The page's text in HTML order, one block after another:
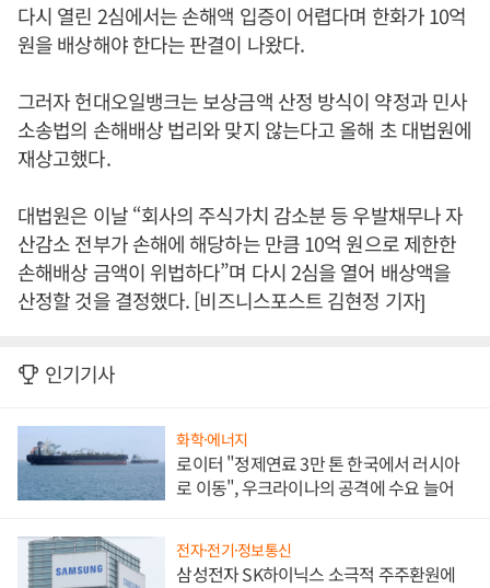
다시 열린 2심에서는 손해액 입증이 어렵다며 한화가 10억
원을 배상해야 한다는 판결이 나왔다.
그러자 헌대오일뱅크는 보상금액 산정 방식이 약정과 민사
소송법의 손해배상 법리와 맞지 않는다고 올해 초 대법원에
재상고했다.
대법원은 이날 “회사의 주식가치 감소분 등 우발채무나 자
산감소 전부가 손해에 해당하는 만큼 10억 원으로 제한한
손해배상 금액이 위법하다”며 다시 2심을 열어 배상액을
산정할 것을 결정했다. [비즈니스포스트 김현정 기자]
인기기사
화학·에너지
로이터 "정제연료 3만 톤 한국에서 러시아
로 이동", 우크라이나의 공격에 수요 늘어
전자·전기·정보통신
삼성전자 SK하이닉스 소극적 주주환원에